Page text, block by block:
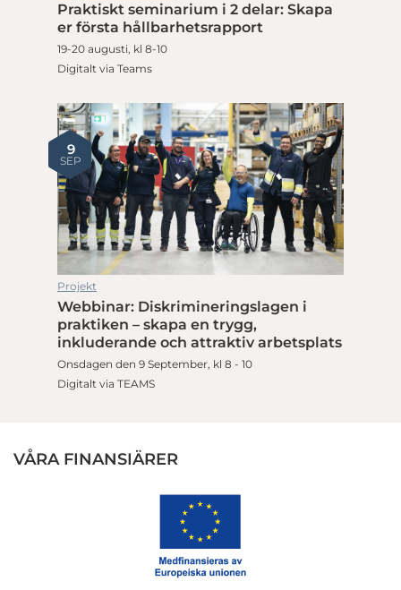
Praktiskt seminarium i 2 delar: Skapa
er första hållbarhetsrapport
19-20 augusti, kl 8-10
Digitalt via Teams
9
SEP
Projekt
Webbinar: Diskrimineringslagen i
praktiken – skapa en trygg,
inkluderande och attraktiv arbetsplats
Onsdagen den 9 September, kl 8 - 10
Digitalt via TEAMS
VÅRA FINANSIÄRER